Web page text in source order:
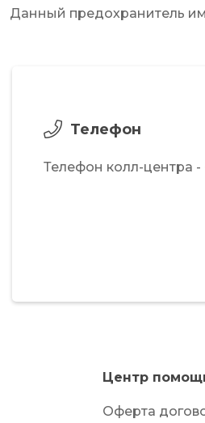
Данный предохранитель
Телефон
Телефон колл-центра -
Центр
Оферта